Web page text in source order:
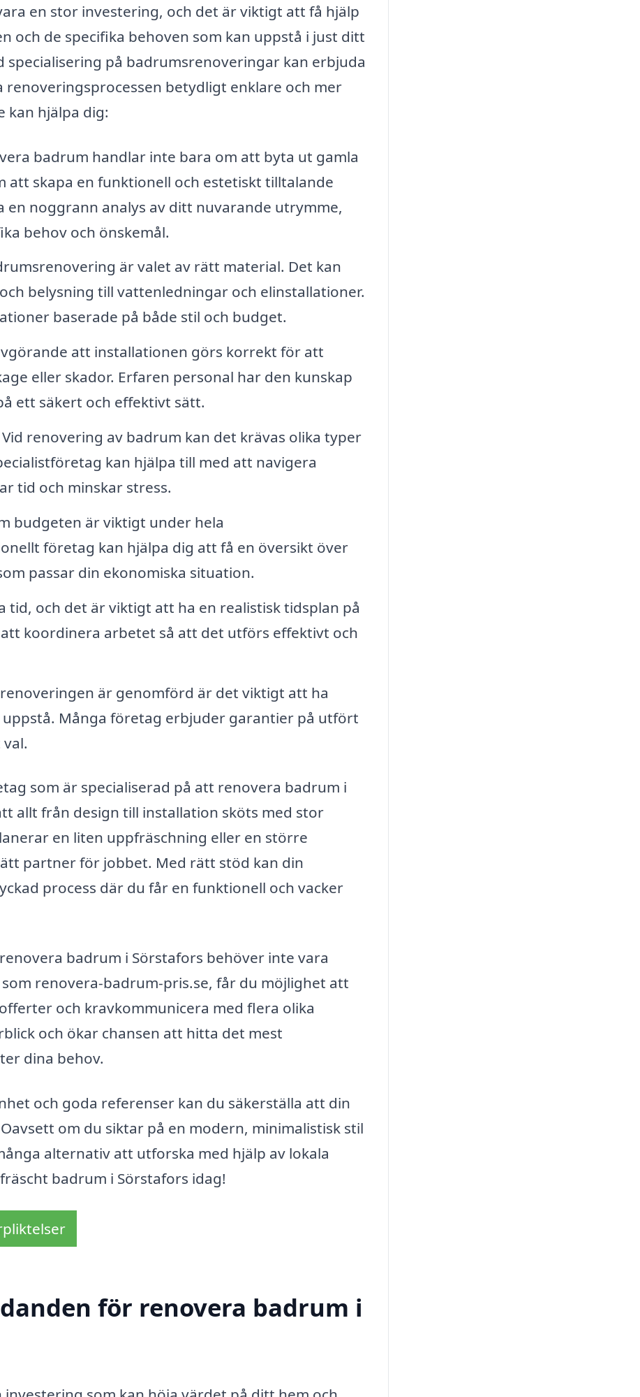
en stor investering, och det är viktigt att få hjälp
och de specifika behoven som kan uppstå i just ditt
på badrumsrenoveringar kan erbjuda
betydligt enklare och mer
kan hjälpa dig:
badrum handlar inte bara om att byta ut gamla
att skapa en funktionell och estetiskt tilltalande
en noggrann analys av ditt nuvarande utrymme,
behov och önskemål.
är valet av rätt material. Det kan
belysning till vattenledningar och elinstallationer.
baserade på både stil och budget.
att installationen görs korrekt för att
eller skador. Erfaren personal har den kunskap
ett säkert och effektivt sätt.
Vid renovering av badrum kan det krävas olika typer
kan hjälpa till med att navigera
tid och minskar stress.
budgeten är viktigt under hela
företag kan hjälpa dig att få en översikt över
passar din ekonomiska situation.
tid, och det är viktigt att ha en realistisk tidsplan på
koordinera arbetet så att det utförs effektivt och
är genomförd är det viktigt att ha
Många företag erbjuder garantier på utfört
som är specialiserad på att renovera badrum i
allt från design till installation sköts med stor
en liten uppfräschning eller en större
partner för jobbet. Med rätt stöd kan din
process där du får en funktionell och vacker
badrum i Sörstafors behöver inte vara
renovera-badrum-pris.se, får du möjlighet att
och kravkommunicera med flera olika
och ökar chansen att hitta det mest
dina behov.
och goda referenser kan du säkerställa att din
om du siktar på en modern, minimalistisk stil
alternativ att utforska med hjälp av lokala
badrum i Sörstafors idag!
för renovera badrum i